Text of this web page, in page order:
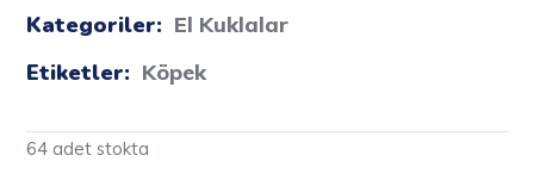
Kategoriler: El Kuklalar
Etiketler: Köpek
64 adet stokta